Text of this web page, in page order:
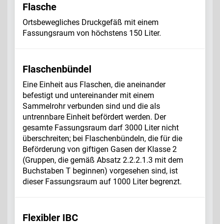
Flasche
Ortsbewegliches Druckgefäß mit einem
Fassungsraum von höchstens 150 Liter.
Flaschenbündel
Eine Einheit aus Flaschen, die aneinander
befestigt und untereinander mit einem
Sammelrohr verbunden sind und die als
untrennbare Einheit befördert werden. Der
gesamte Fassungsraum darf 3000 Liter nicht
überschreiten; bei Flaschenbündeln, die für die
Beförderung von giftigen Gasen der Klasse 2
(Gruppen, die gemäß Absatz 2.2.2.1.3 mit dem
Buchstaben T beginnen) vorgesehen sind, ist
dieser Fassungsraum auf 1000 Liter begrenzt.
Flexibler IBC